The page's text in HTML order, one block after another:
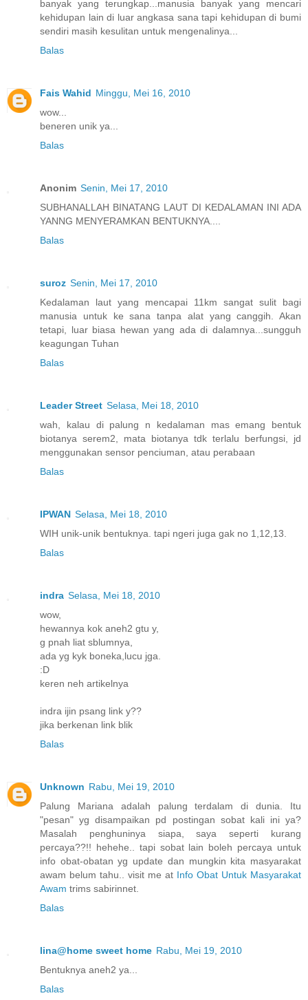
banyak yang terungkap...manusia banyak yang mencari
kehidupan lain di luar angkasa sana tapi kehidupan di bumi
sendiri masih kesulitan untuk mengenalinya...
Balas
Fais Wahid Minggu, Mei 16, 2010
wow...
beneren unik ya...
Balas
Anonim Senin, Mei 17, 2010
SUBHANALLAH BINATANG LAUT DI KEDALAMAN INI ADA
YANNG MENYERAMKAN BENTUKNYA....
Balas
suroz Senin, Mei 17, 2010
Kedalaman laut yang mencapai 11km sangat sulit bagi
manusia untuk ke sana tanpa alat yang canggih. Akan
tetapi, luar biasa hewan yang ada di dalamnya...sungguh
keagungan Tuhan
Balas
Leader Street Selasa, Mei 18, 2010
wah, kalau di palung n kedalaman mas emang bentuk
biotanya serem2, mata biotanya tdk terlalu berfungsi, jd
menggunakan sensor penciuman, atau perabaan
Balas
IPWAN Selasa, Mei 18, 2010
WIH unik-unik bentuknya. tapi ngeri juga gak no 1,12,13.
Balas
indra Selasa, Mei 18, 2010
wow,
hewannya kok aneh2 gtu y,
g pnah liat sblumnya,
ada yg kyk boneka,lucu jga.
:D
keren neh artikelnya
indra ijin psang link y??
jika berkenan link blik
Balas
Unknown Rabu, Mei 19, 2010
Palung Mariana adalah palung terdalam di dunia. Itu
"pesan" yg disampaikan pd postingan sobat kali ini ya?
Masalah penghuninya siapa, saya seperti kurang
percaya??!! hehehe.. tapi sobat lain boleh percaya untuk
info obat-obatan yg update dan mungkin kita masyarakat
awam belum tahu.. visit me at Info Obat Untuk Masyarakat
Awam trims sabirinnet.
Balas
lina@home sweet home Rabu, Mei 19, 2010
Bentuknya aneh2 ya...
Balas